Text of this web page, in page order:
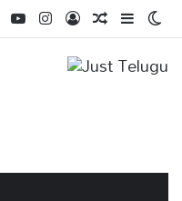
YouTubeInstagram
Log In Random
Sidebar